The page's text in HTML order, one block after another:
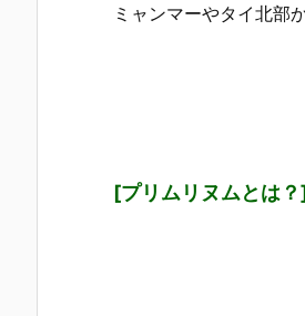
ミャンマーやタイ北部
[プリムリヌムとは